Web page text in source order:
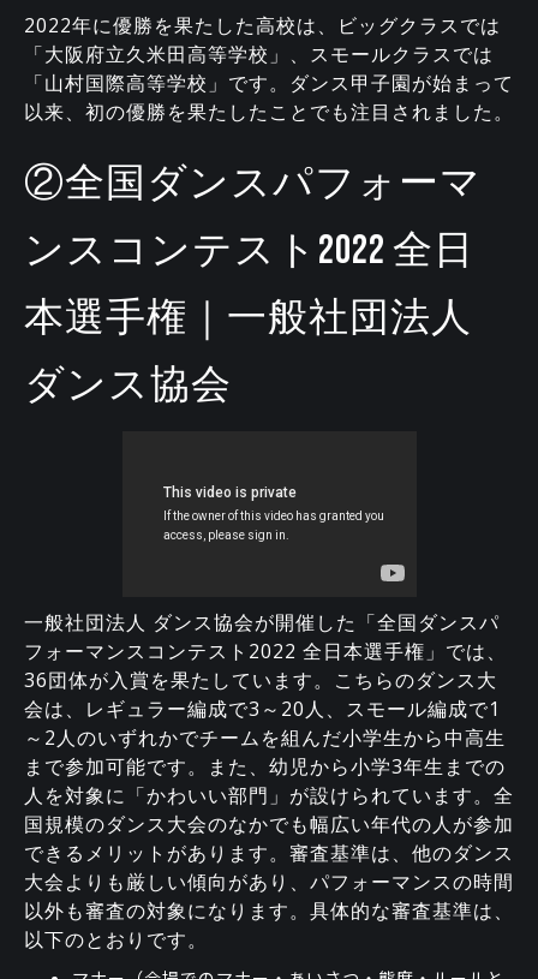
2022年に優勝を果たした高校は、ビッグクラスでは
「大阪府立久米田高等学校」、スモールクラスでは
「山村国際高等学校」です。ダンス甲子園が始まって
以来、初の優勝を果たしたことでも注目されました。
②全国ダンスパフォーマ
ンスコンテスト2022 全日
本選手権｜一般社団法人
ダンス協会
一般社団法人 ダンス協会が開催した「全国ダンスパ
フォーマンスコンテスト2022 全日本選手権」では、
36団体が入賞を果たしています。こちらのダンス大
会は、レギュラー編成で3～20人、スモール編成で1
～2人のいずれかでチームを組んだ小学生から中高生
まで参加可能です。また、幼児から小学3年生までの
人を対象に「かわいい部門」が設けられています。全
国規模のダンス大会のなかでも幅広い年代の人が参加
できるメリットがあります。審査基準は、他のダンス
大会よりも厳しい傾向があり、パフォーマンスの時間
以外も審査の対象になります。具体的な審査基準は、
以下のとおりです。